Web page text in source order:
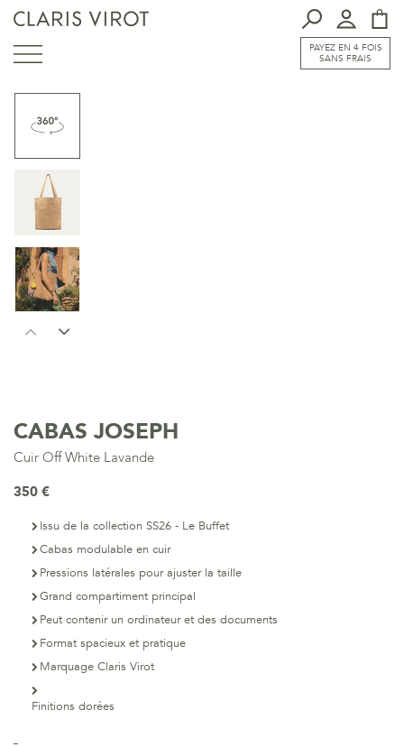
PAYEZ EN 4 FOIS
SANS FRAIS
CABAS JOSEPH
Cuir Off White Lavande
350 €
Issu de la collection SS26 - Le Buffet
Cabas modulable en cuir
Pressions latérales pour ajuster la taille
Grand compartiment principal
Peut contenir un ordinateur et des documents
Format spacieux et pratique
Marquage Claris Virot
Finitions dorées